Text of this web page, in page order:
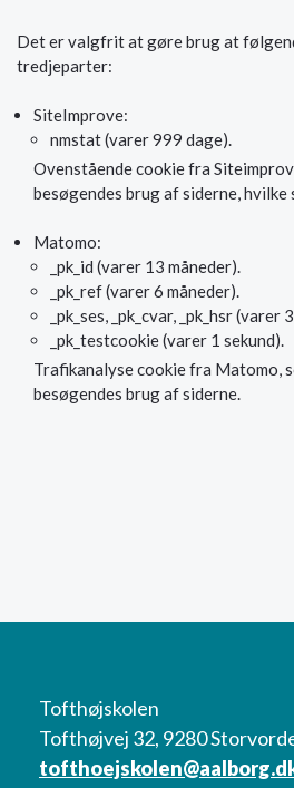
Det er valgfrit at gøre brug at
tredjeparter:
SiteImprove:
nmstat (varer 999 dage).
Ovenstående cookie fra
besøgendes brug af siderne, hvilke
Matomo:
_pk_id (varer 13 måneder).
_pk_ref (varer 6 måneder).
_pk_ses, _pk_cvar, _pk_hsr
_pk_testcookie (varer 1 sekund).
Trafikanalyse cookie fra Matomo,
besøgendes brug af siderne.
Tofthøjskolen
Tofthøjvej 32, 9280